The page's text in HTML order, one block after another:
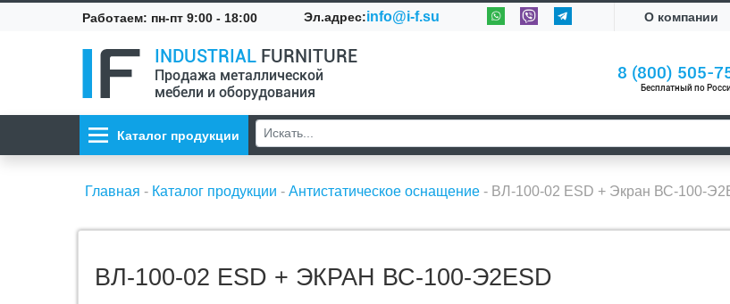
Работаем: пн-пт 9:00 - 18:00 Эл.адрес:info@i-f.su О компании
INDUSTRIAL FURNITURE
Продажа металлической
мебели и оборудования
8 (800) 505-
Бесплатный по
Каталог продукции
Главная - Каталог продукции - Антистатическое оснащение - ВЛ-100-02 ESD + Экран ВС-100-
ВЛ-100-02 ESD + ЭКРАН ВС-100-Э2ESD